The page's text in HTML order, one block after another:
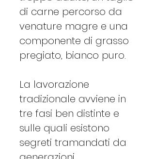
di carne percorso da
venature magre e una
componente di grasso
pregiato, bianco puro.
La lavorazione
tradizionale avviene in
tre fasi ben distinte e
sulle quali esistono
segreti tramandati da